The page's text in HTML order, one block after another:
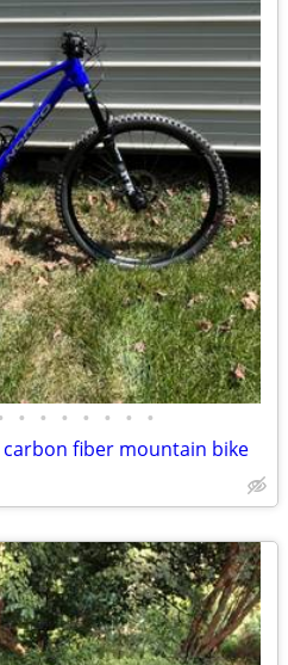
• • • • • • •
fiber mountain bike